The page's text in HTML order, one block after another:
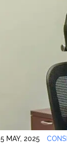
5 MAY, 2025